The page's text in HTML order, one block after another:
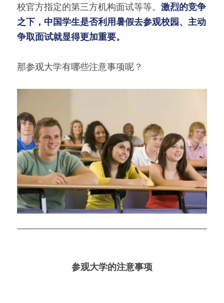
校官方指定的第三方机构面试等等。 激烈的竞争
之下，中国学生是否利用暑假去参观校园、主动
争取面试就显得更加重要。
那参观大学有哪些注意事项呢？
参观大学的注意事项